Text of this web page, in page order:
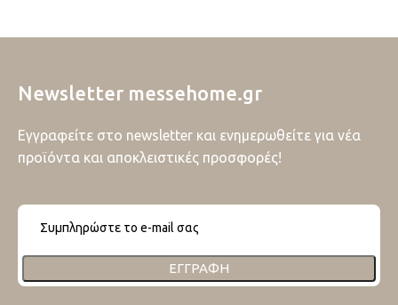
Newsletter messehome.gr
Εγγραφείτε στο newsletter και ενημερωθείτε για νέα
προϊόντα και αποκλειστικές προσφορές!
ΕΓΓΡΑΦΉ